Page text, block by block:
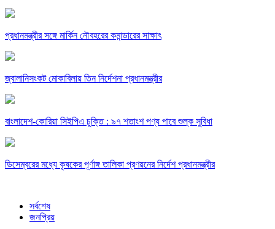
প্রধানমন্ত্রীর সঙ্গে মার্কিন নৌবহরের কমান্ডারের সাক্ষাৎ
জ্বালানিসংকট মোকাবিলায় তিন নির্দেশনা প্রধানমন্ত্রীর
বাংলাদেশ-কোরিয়া সিইপিএ চুক্তি : ৯৭ শতাংশ পণ্য পাবে শুল্ক সুবিধা
ডিসেম্বরের মধ্যে কৃষকের পূর্ণাঙ্গ তালিকা প্রণয়নের নির্দেশ প্রধানমন্ত্রীর
সর্বশেষ
জনপ্রিয়